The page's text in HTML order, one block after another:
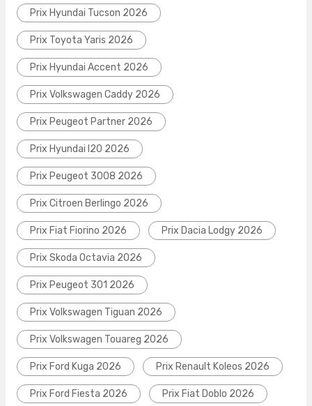
Prix Hyundai Tucson 2026
Prix Toyota Yaris 2026
Prix Hyundai Accent 2026
Prix Volkswagen Caddy 2026
Prix Peugeot Partner 2026
Prix Hyundai I20 2026
Prix Peugeot 3008 2026
Prix Citroen Berlingo 2026
Prix Fiat Fiorino 2026 Prix Dacia Lodgy 2026
Prix Skoda Octavia 2026
Prix Peugeot 301 2026
Prix Volkswagen Tiguan 2026
Prix Volkswagen Touareg 2026
Prix Ford Kuga 2026 Prix Renault Koleos 2026
Prix Ford Fiesta 2026 Prix Fiat Doblo 2026